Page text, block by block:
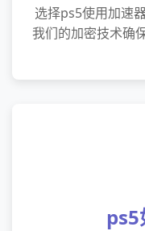
选择ps5使用加速
我们的加密技术确
ps5